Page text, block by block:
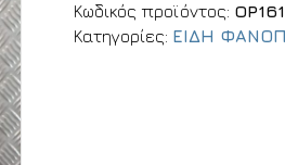
Κωδικός προϊόντος:
Κατηγορίες: ΕΙΔΗ